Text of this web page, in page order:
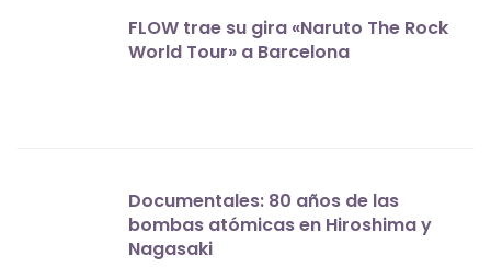
FLOW trae su gira «Naruto The Rock
World Tour» a Barcelona
Documentales: 80 años de las
bombas atómicas en Hiroshima y
Nagasaki